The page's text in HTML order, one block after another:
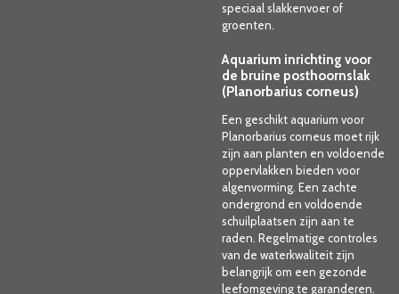
speciaal slakkenvoer of
groenten.
Aquarium inrichting voor
de bruine posthoornslak
(Planorbarius corneus)
Een geschikt aquarium voor
Planorbarius corneus moet rijk
zijn aan planten en voldoende
oppervlakken bieden voor
algenvorming. Een zachte
ondergrond en voldoende
schuilplaatsen zijn aan te
raden. Regelmatige controles
van de waterkwaliteit zijn
belangrijk om een gezonde
leefomgeving te garanderen.